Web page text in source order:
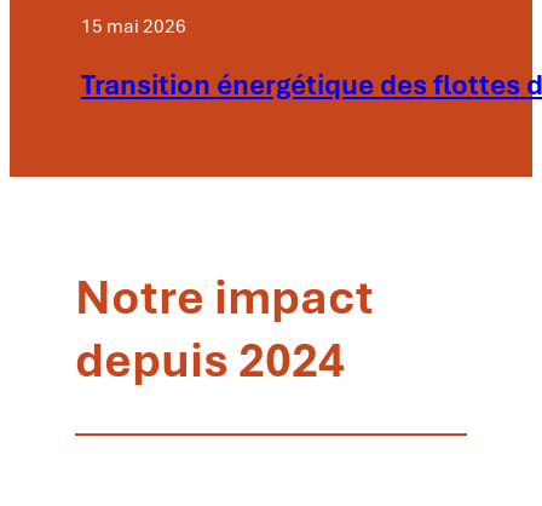
15 mai 2026
Transition énergétique des flottes
Notre impact
depuis 2024